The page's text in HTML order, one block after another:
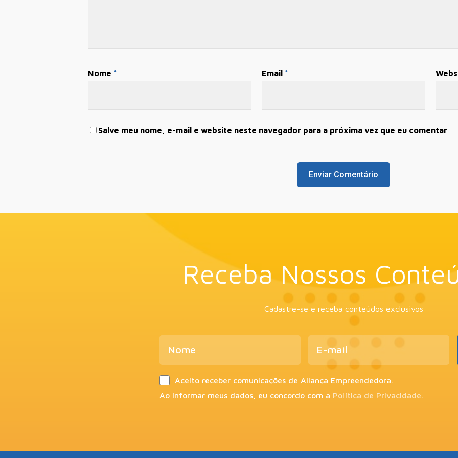
Nome * Email *
Salve meu nome, e-mail e website neste navegador para a próxima vez que eu comentar
Receba Nossos
Cadastre-se e receba conteúdos exclusivos
Aceito receber comunicações de Aliança Empreendedora.
Ao informar meus dados, eu concordo com a Política de Privacidade.